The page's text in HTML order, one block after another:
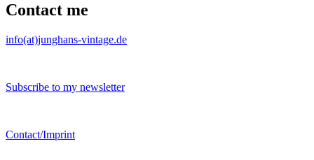
Contact me
info(at)junghans-vintage.de
Subscribe to my newsletter
Contact/Imprint